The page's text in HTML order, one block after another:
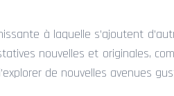
à laquelle s’ajoutent
nouvelles et originales,
de nouvelles avenues